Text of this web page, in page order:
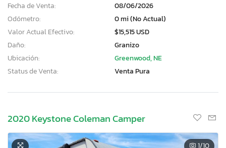
Fecha de Venta:
08/06/2026
Odómetro:
0 mi (No Actual)
Valor Actual Efectivo:
$15,515 USD
Daño:
Granizo
Ubicación:
Greenwood, NE
Status de Venta:
Venta Pura
2020 Keystone Coleman Camper
1/10